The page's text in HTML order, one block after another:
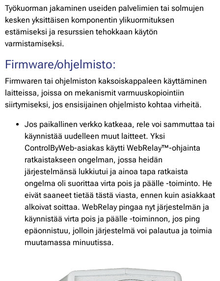
Työkuorman jakaminen useiden palvelimien tai solmujen
kesken yksittäisen komponentin ylikuormituksen
estämiseksi ja resurssien tehokkaan käytön
varmistamiseksi.
Firmware/ohjelmisto:
Firmwaren tai ohjelmiston kaksoiskappaleen käyttäminen
laitteissa, joissa on mekanismit varmuuskopiointiin
siirtymiseksi, jos ensisijainen ohjelmisto kohtaa virheitä.
Jos paikallinen verkko katkeaa, rele voi sammuttaa tai
käynnistää uudelleen muut laitteet. Yksi
ControlByWeb-asiakas käytti WebRelay™-ohjainta
ratkaistakseen ongelman, jossa heidän
järjestelmänsä lukkiutui ja ainoa tapa ratkaista
ongelma oli suorittaa virta pois ja päälle -toiminto. He
eivät saaneet tietää tästä viasta, ennen kuin asiakkaat
alkoivat soittaa. WebRelay pingaa nyt järjestelmän ja
käynnistää virta pois ja päälle -toiminnon, jos ping
epäonnistuu, jolloin järjestelmä voi palautua ja toimia
muutamassa minuutissa.